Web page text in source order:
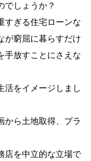
でしょうか？
すぎる住宅ローンな
が窮屈に暮らすだけ
手放すことにさえな
活をイメージしまし
から土地取得、プラ
店を中立的な立場で